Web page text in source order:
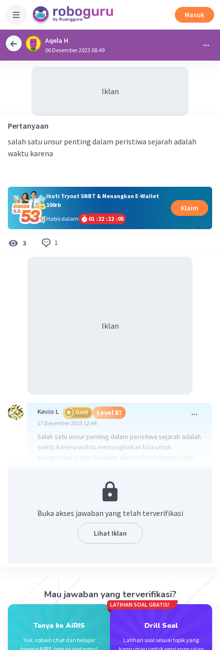
Masuk
Aqela H
06 Desember 2023 08:49
Iklan
Pertanyaan
salah satu unsur penting dalam peristiwa sejarah adalah
waktu karena
Ikuti Tryout SNBT & Menangkan E-Wallet
100rb
Habis dalam
01 :22 :12 :05
Klaim
3 1
Iklan
Kevin L Gold Level 87
17 Desember 2023 12:44
Salah satu unsur penting dalam peristiwa sejarah adalah
waktu karena waktu memungkinkan kita untuk
mengetahui urutan kejadian dan perkembangan suatu
peristiwa-peristiwa yang terjadi. Selain itu, waktu juga
membantu kita dalam menganalisis dampak dan
konsekuensi jangka panjang dari suatu peristiwa
terhadap masyarakat atau bangsa. Jadi, waktu menjadi
penting dalam memahami dan mengkaji sejarah
Buka akses jawaban yang telah terverifikasi
Lihat Iklan
Mau jawaban yang terverifikasi?
Tanya ke AiRIS
Yuk, cobain chat dan belajar
LATIHAN SOAL GRATIS!
Drill Soal
Latihan soal sesuai topik yang